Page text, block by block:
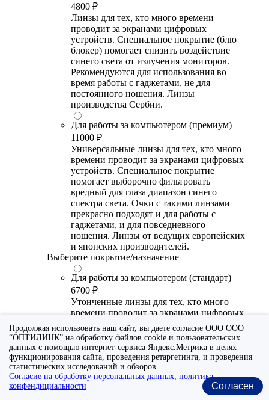
4800 ₽
Линзы для тех, кто много времени
проводит за экранами цифровых
устройств. Специальное покрытие (блю
блокер) помогает снизить воздействие
синего света от излучения мониторов.
Рекомендуются для использования во
время работы с гаджетами, не для
постоянного ношения. Линзы
производства Сербии.
Для работы за компьютером (премиум)
11000 ₽
Универсальные линзы для тех, кто много
времени проводит за экранами цифровых
устройств. Специальное покрытие
помогает выборочно фильтровать
вредный для глаза диапазон синего
спектра света. Очки с такими линзами
прекрасно подходят и для работы с
гаджетами, и для повседневного
ношения. Линзы от ведущих европейских
и японских производителей.
Выберите покрытие/назначение
Для работы за компьютером (стандарт)
6700 ₽
Утонченные линзы для тех, кто много
времени проводит за экранами цифровых
устройств. Специальное покрытие (блю
блокер) помогает снизить воздействие
синего света от излучения мониторов.
Рекомендуются для использования во
время работы с гаджетами, не для
постоянного ношения. Линзы
производства Сербии или Ю.-В. Азии.
Продолжая использовать наш сайт, вы даете согласие ООО ООО
“ОПТИЛИНК” на обработку файлов cookie и пользовательских
данных с помощью интернет-сервиса Яндекс.Метрика в целях
функционирования сайта, проведения ретаргетинга, и проведения
статистических исследований и обзоров.
Согласие на обработку персональных данных, политика
конфендициальности
Согласен